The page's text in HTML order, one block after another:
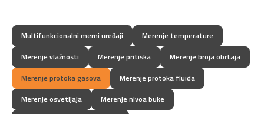
Multifunkcionalni merni uređaji
Merenje temperature
Merenje vlažnosti
Merenje pritiska
Merenje broja obrtaja
Merenje protoka gasova
Merenje protoka fluida
Merenje osvetljaja
Merenje nivoa buke